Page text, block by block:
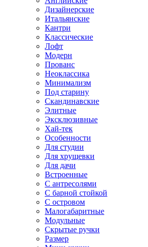
Дизайнерские
Итальянские
Кантри
Классические
Лофт
Модерн
Прованс
Неоклассика
Минимализм
Под старину
Скандинавские
Элитные
Эксклюзивные
Хай-тек
Особенности
Для студии
Для хрущевки
Для дачи
Встроенные
С антресолями
С барной стойкой
С островом
Малогабаритные
Модульные
Скрытые ручки
Размер